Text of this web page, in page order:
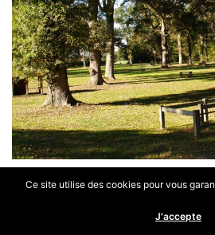
Ce site utilise des cookies pour vous
J'accepte